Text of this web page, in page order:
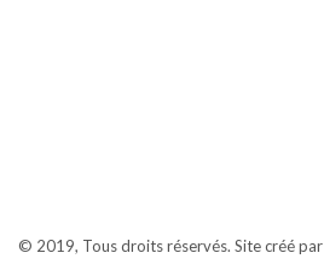
© 2019, Tous droits réservés. Site créé par